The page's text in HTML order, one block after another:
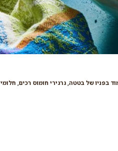
בפניו של בטטה, גרגירי חומוס רכים, חלומי